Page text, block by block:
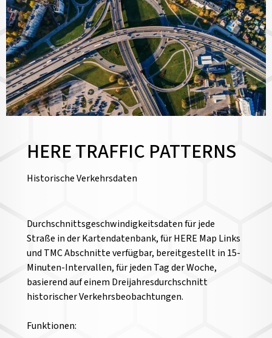
HERE TRAFFIC PATTERNS
Historische Verkehrsdaten
Durchschnittsgeschwindigkeitsdaten für jede
Straße in der Kartendatenbank, für HERE Map Links
und TMC Abschnitte verfügbar, bereitgestellt in 15-
Minuten-Intervallen, für jeden Tag der Woche,
basierend auf einem Dreijahresdurchschnitt
historischer Verkehrsbeobachtungen.
Funktionen: